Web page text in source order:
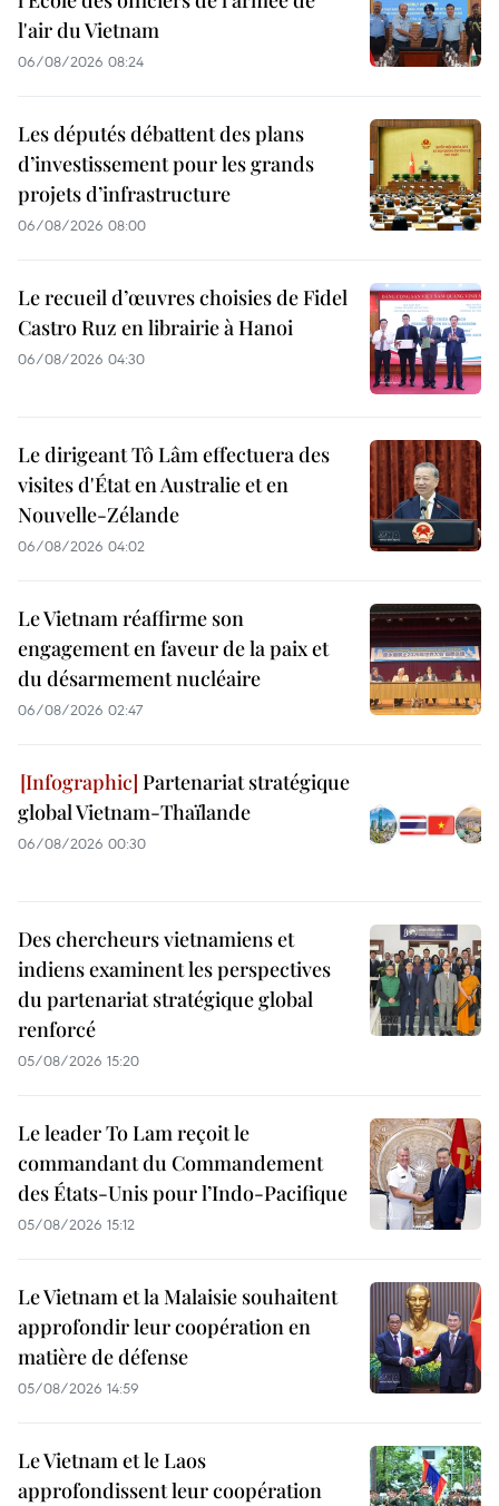
l'air du Vietnam
06/08/2026 08:24
Les députés débattent des plans
d’investissement pour les grands
projets d’infrastructure
06/08/2026 08:00
Le recueil d’œuvres choisies de Fidel
Castro Ruz en librairie à Hanoi
06/08/2026 04:30
Le dirigeant Tô Lâm effectuera des
visites d'État en Australie et en
Nouvelle-Zélande
06/08/2026 04:02
Le Vietnam réaffirme son
engagement en faveur de la paix et
du désarmement nucléaire
06/08/2026 02:47
Partenariat stratégique
global Vietnam-Thaïlande
06/08/2026 00:30
Des chercheurs vietnamiens et
indiens examinent les perspectives
du partenariat stratégique global
renforcé
05/08/2026 15:20
Le leader To Lam reçoit le
commandant du Commandement
des États-Unis pour l’Indo-Pacifique
05/08/2026 15:12
Le Vietnam et la Malaisie souhaitent
approfondir leur coopération en
matière de défense
05/08/2026 14:59
Le Vietnam et le Laos
approfondissent leur coopération